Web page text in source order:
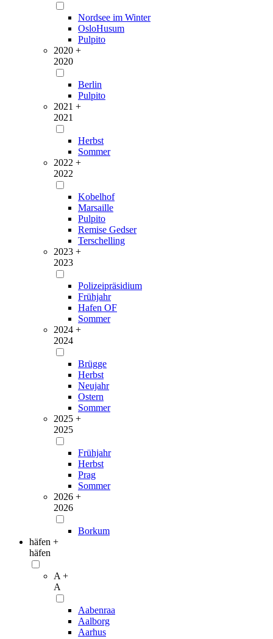
Nordsee im Winter
OsloHusum
Pulpito
2020 +
2020
Berlin
Pulpito
2021 +
2021
Herbst
Sommer
2022 +
2022
Kobelhof
Marsaille
Pulpito
Remise Gedser
Terschelling
2023 +
2023
Polizeipräsidium
Frühjahr
Hafen OF
Sommer
2024 +
2024
Brügge
Herbst
Neujahr
Ostern
Sommer
2025 +
2025
Frühjahr
Herbst
Prag
Sommer
2026 +
2026
Borkum
häfen +
häfen
A +
A
Aabenraa
Aalborg
Aarhus